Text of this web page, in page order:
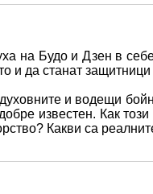
на Будо и Дзен в
и да станат
и водещи
известен. Как
Какви са